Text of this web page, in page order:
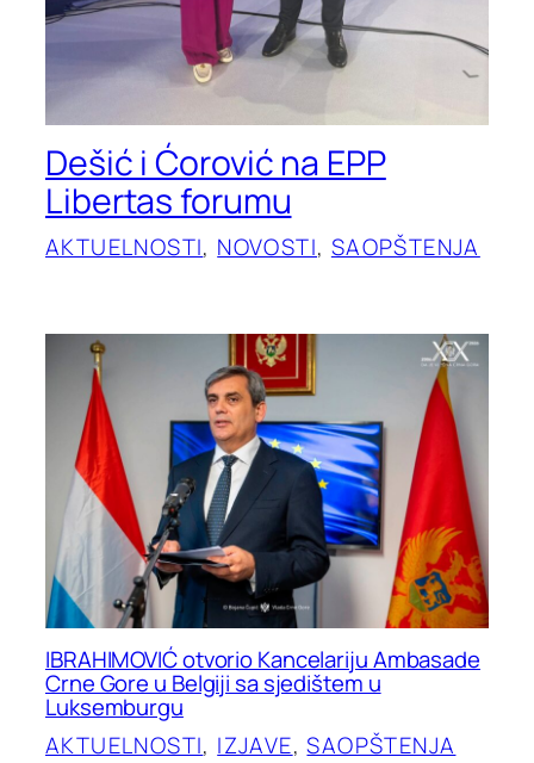
Dešić i Ćorović na EPP
Libertas forumu
AKTUELNOSTI, NOVOSTI, SAOPŠTENJA
IBRAHIMOVIĆ otvorio Kancelariju Ambasade
Crne Gore u Belgiji sa sjedištem u
Luksemburgu
AKTUELNOSTI, IZJAVE, SAOPŠTENJA